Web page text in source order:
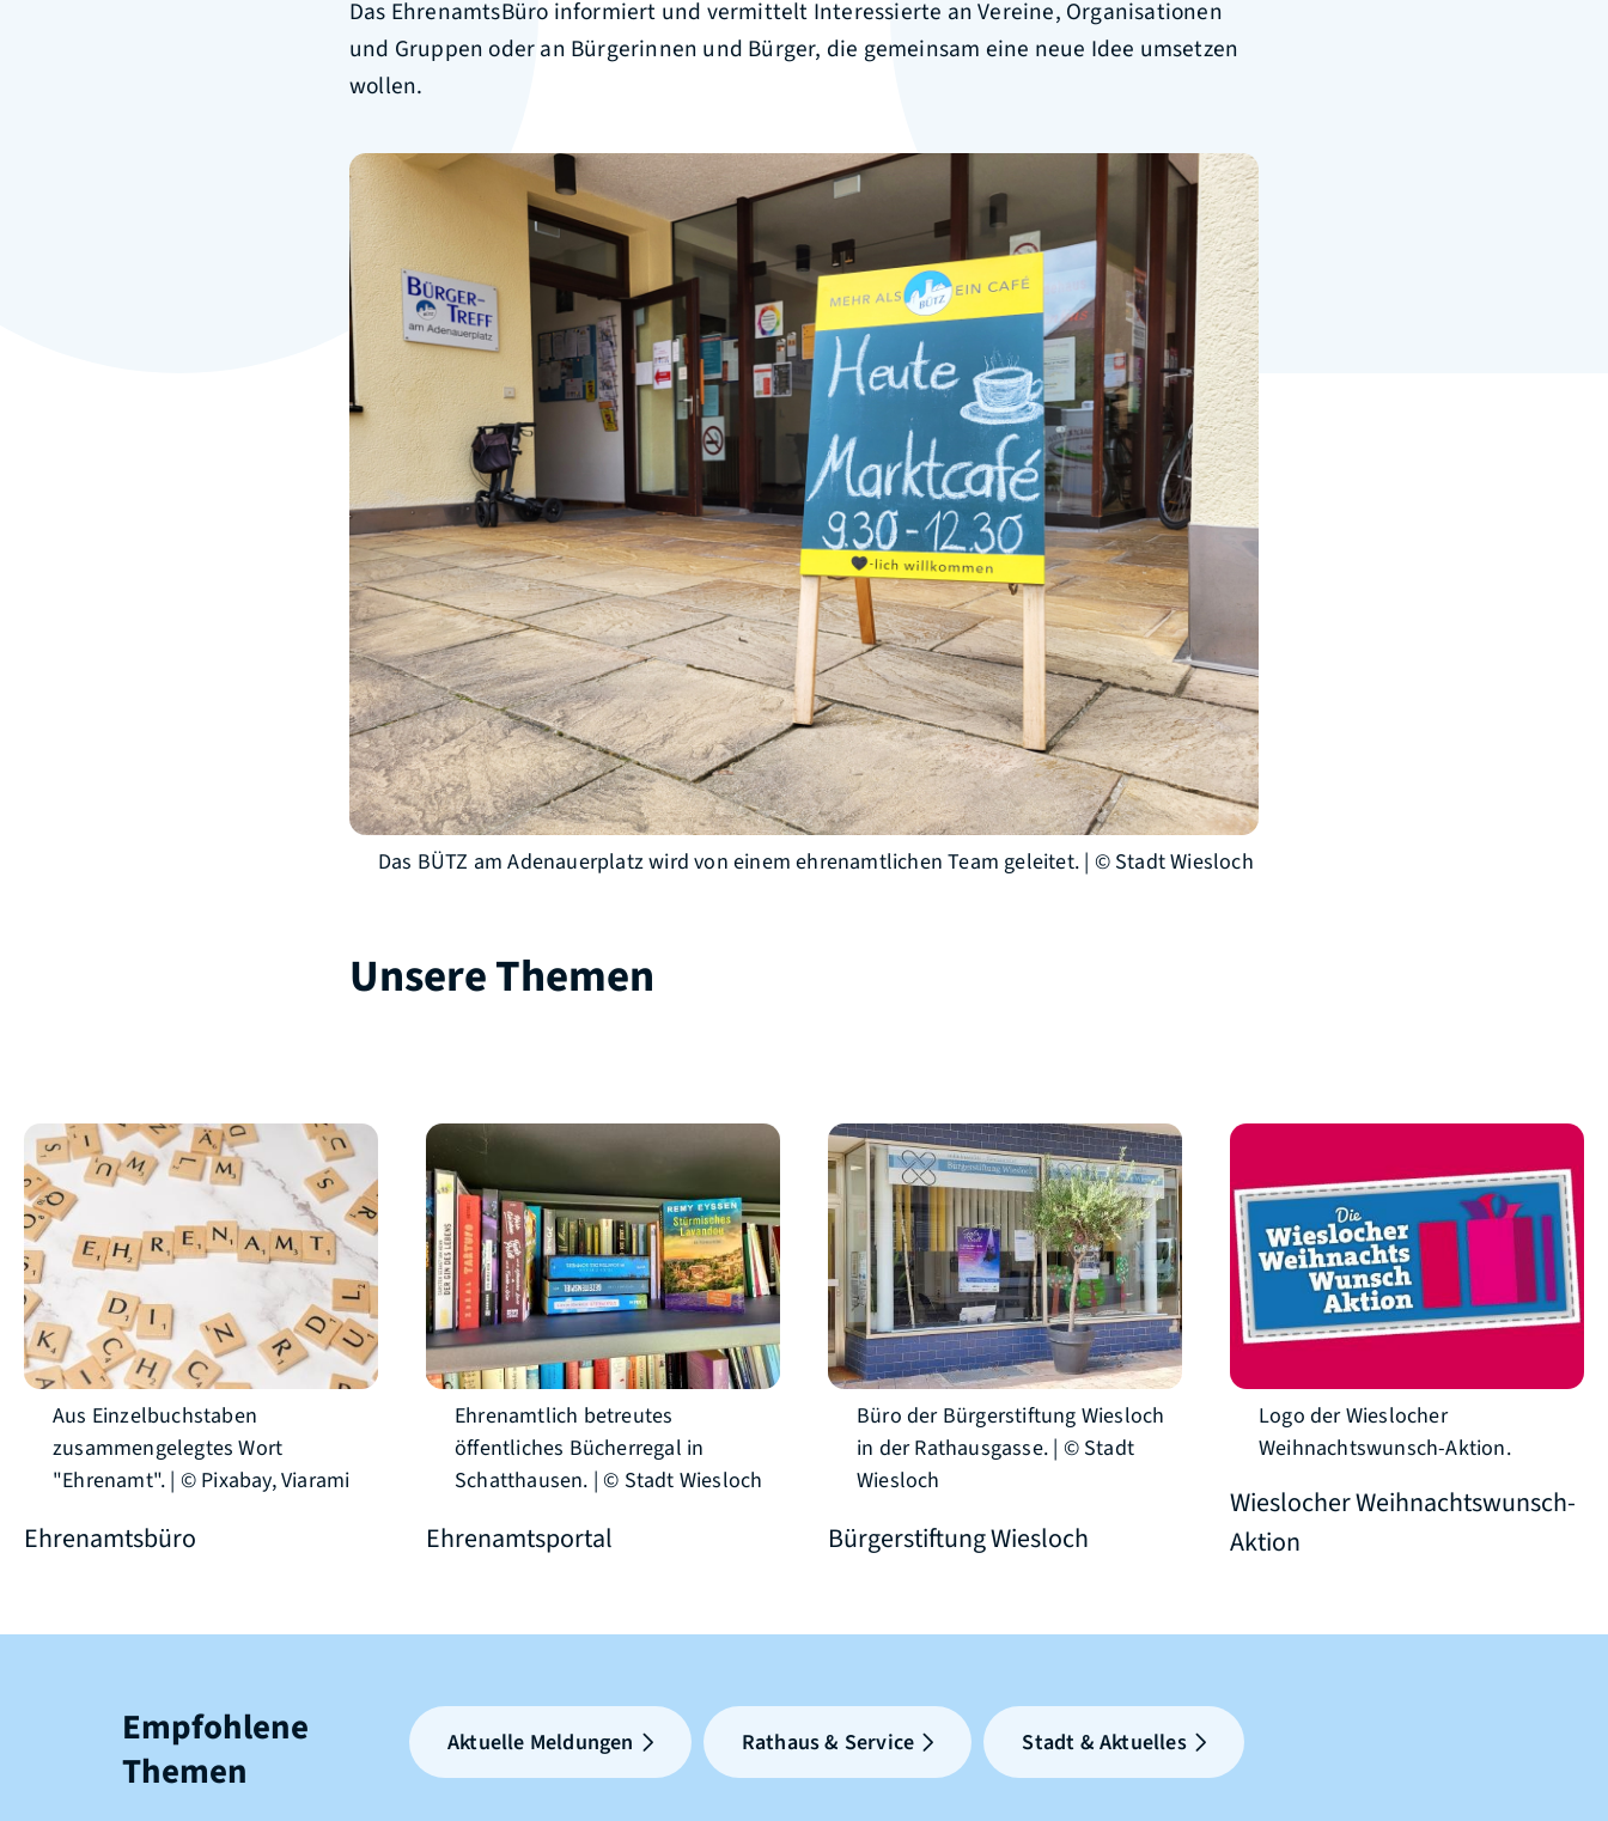
Das EhrenamtsBüro informiert und vermittelt Interessierte an Vereine, Organisationen
und Gruppen oder an Bürgerinnen und Bürger, die gemeinsam eine neue Idee umsetzen
wollen.
Das BÜTZ am Adenauerplatz wird von einem ehrenamtlichen Team geleitet. | © Stadt Wiesloch
Unsere Themen
Aus Einzelbuchstaben
zusammengelegtes Wort
"Ehrenamt". | © Pixabay, Viarami
Ehrenamtsbüro
Ehrenamtlich betreutes
öffentliches Bücherregal in
Schatthausen. | © Stadt Wiesloch
Ehrenamtsportal
Büro der Bürgerstiftung Wiesloch
in der Rathausgasse. | © Stadt
Wiesloch
Bürgerstiftung Wiesloch
Logo der Wieslocher
Weihnachtswunsch-Aktion.
Wieslocher Weihnachtswunsch-
Aktion
Empfohlene
Themen
Aktuelle Meldungen Rathaus & Service Stadt & Aktuelles